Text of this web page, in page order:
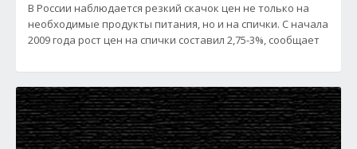
В России наблюдается резкий скачок цен не только на
необходимые продукты питания, но и на спички. С начала
2009 года рост цен на спички составил 2,75-3%, сообщает